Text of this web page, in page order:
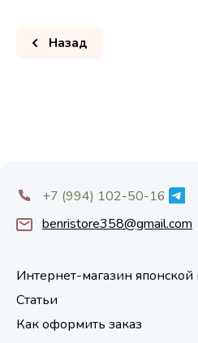
Назад
Интернет-магазин японской
Статьи
Как оформить заказ
+7 (994) 102-50-16
benristore358@gmail.com